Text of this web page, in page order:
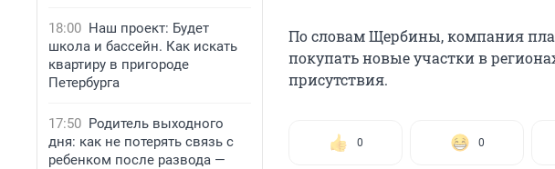
18:00 Наш проект: Будет
школа и бассейн. Как искать
квартиру в пригороде
Петербурга
17:50 Родитель выходного
дня: как не потерять связь с
ребенком после развода —
По словам Щербины, компания
покупать новые участки в
присутствия.
0 0